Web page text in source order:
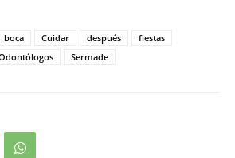
boca Cuidar después
fiestas
Sermade